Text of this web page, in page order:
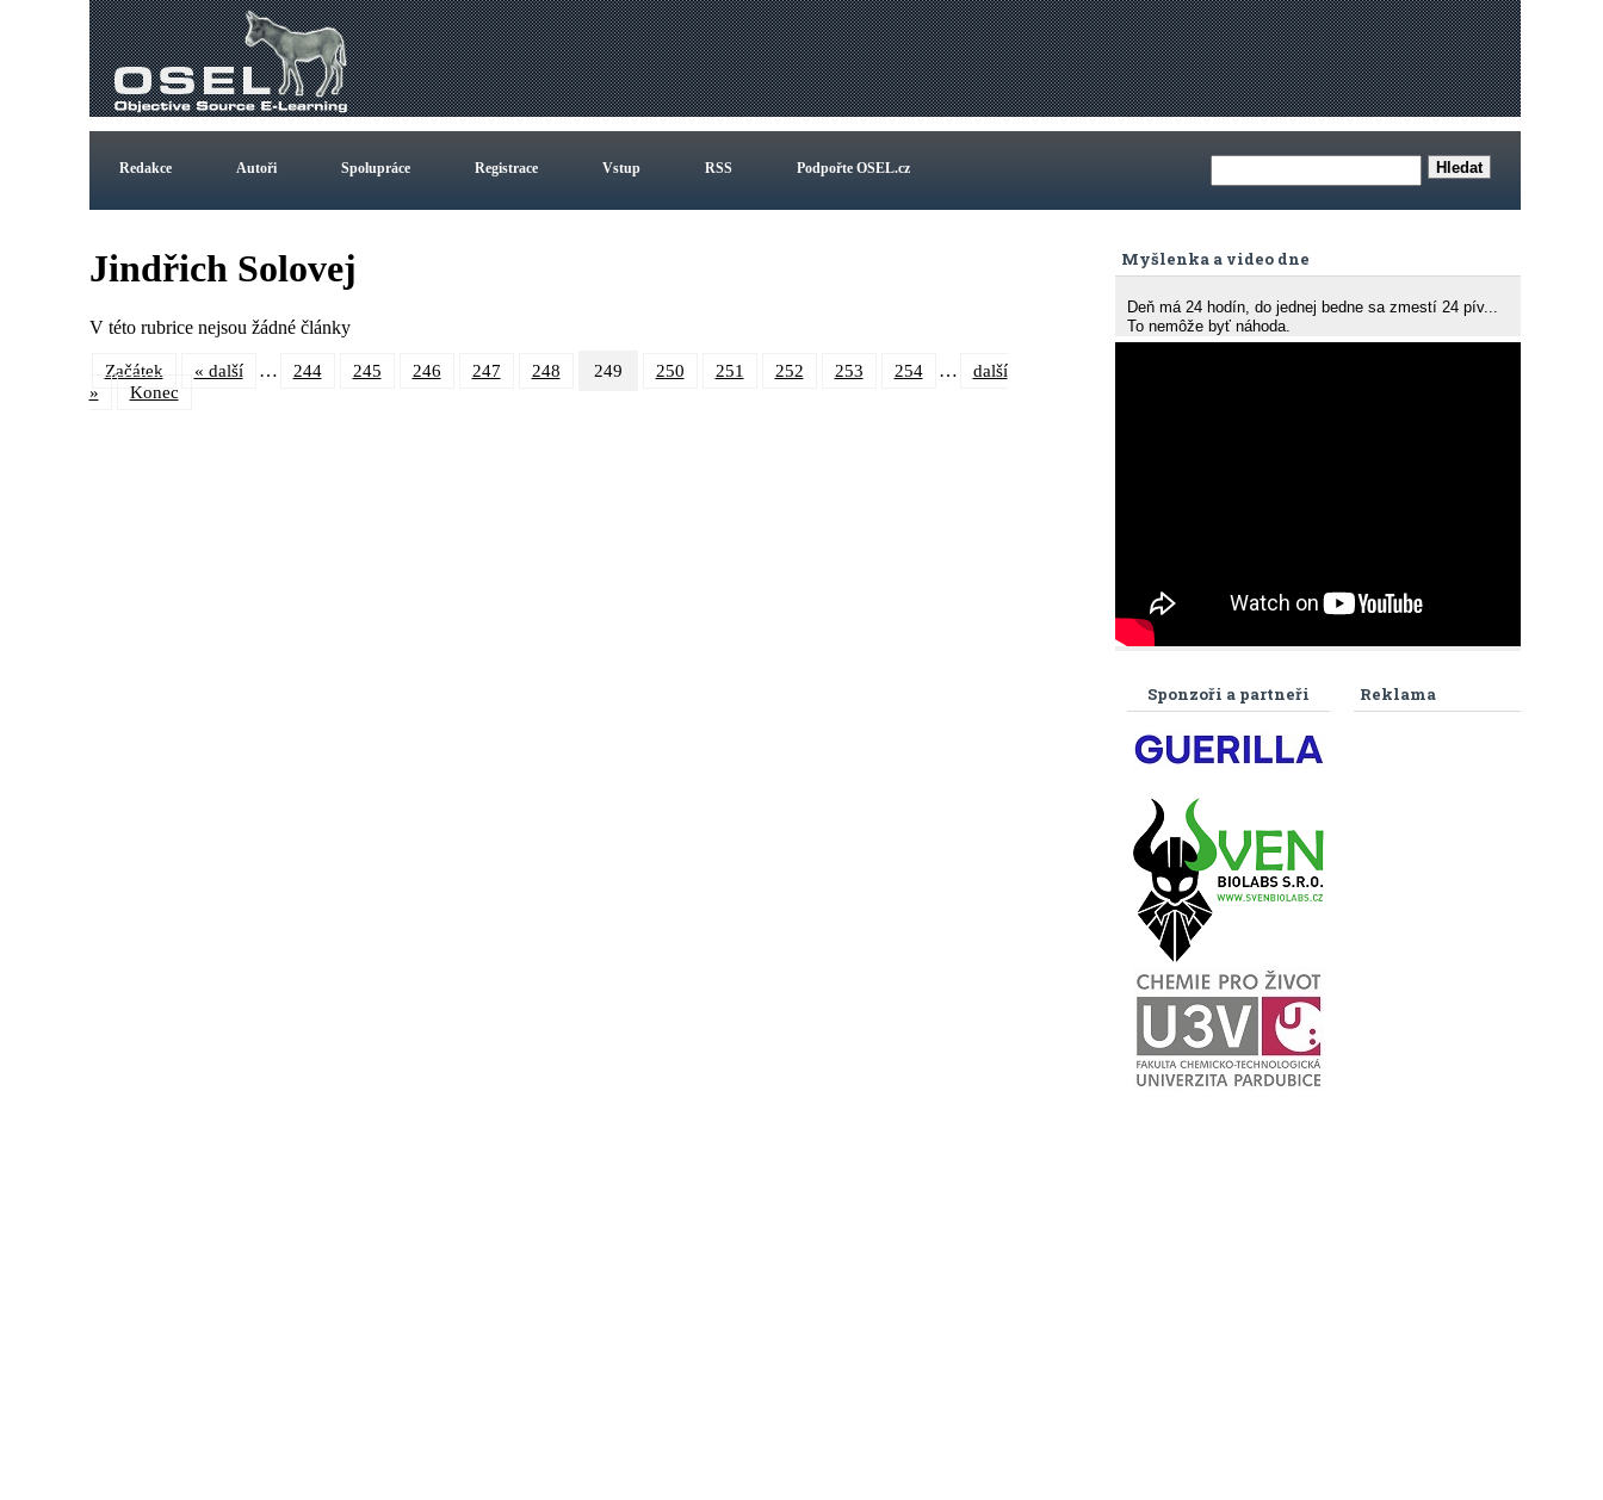
Redakce Autoři Spolupráce Registrace Vstup RSS Podpořte OSEL.cz
Jindřich Solovej
V této rubrice nejsou žádné články
Začátek « další … 244 245 246 247 248 249 250 251 252 253 254 …
další
»
Konec
Myšlenka a video dne
Deň má 24 hodín, do jednej bedne sa zmestí 24 pív...
To nemôže byť náhoda.
Reklama
Sponzoři a partneři